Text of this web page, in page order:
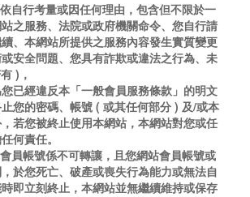
自行考量或因任何理由，包含但不限於一
之服務、法院或政府機關命令、您自行請
、本網站所提供之服務內容發生實質變更
安全問題、您具有詐欺或違法之行為、未
)，
已經違反本「一般會員服務條款」的明文
您的密碼、帳號 ( 或其任何部分 ) 及/或本
若您被終止使用本網站，本網站對您或任
何責任。
員帳號係不可轉讓，且您網站會員帳號或
於您死亡、破產或喪失行為能力或無法自
即立刻終止，本網站並無繼續維持或保存